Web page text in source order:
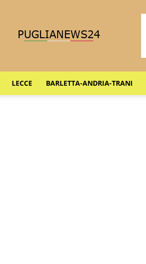
LECCE BARLETTA-ANDRIA-TRANI